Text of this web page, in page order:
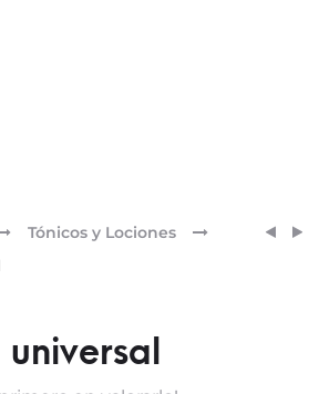
SVR
Tónicos y Lociones